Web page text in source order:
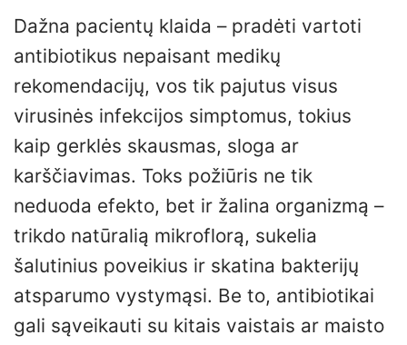
Dažna pacientų klaida – pradėti vartoti
antibiotikus nepaisant medikų
rekomendacijų, vos tik pajutus visus
virusinės infekcijos simptomus, tokius
kaip gerklės skausmas, sloga ar
karščiavimas. Toks požiūris ne tik
neduoda efekto, bet ir žalina organizmą –
trikdo natūralią mikroflorą, sukelia
šalutinius poveikius ir skatina bakterijų
atsparumo vystymąsi. Be to, antibiotikai
gali sąveikauti su kitais vaistais ar maisto